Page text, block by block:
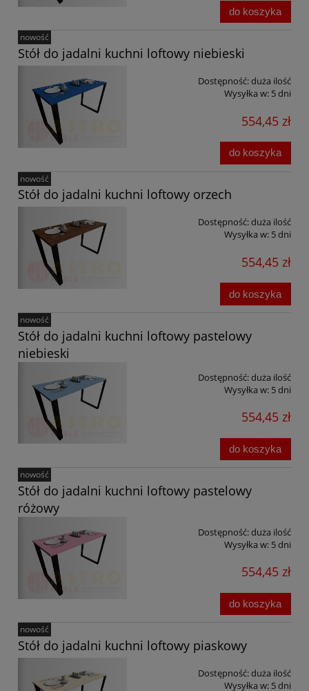
do koszyka
Stół do jadalni kuchni loftowy niebieski
Dostępność:duża ilość
Wysyłka w: 5 dni
554,45 zł
do koszyka
nowość
Stół do jadalni kuchni loftowy orzech
Dostępność:duża ilość
Wysyłka w: 5 dni
554,45 zł
do koszyka
nowość
Stół do jadalni kuchni loftowy pastelowy
niebieski
Dostępność:duża ilość
Wysyłka w: 5 dni
554,45 zł
do koszyka
nowość
Stół do jadalni kuchni loftowy pastelowy
różowy
Dostępność:duża ilość
Wysyłka w: 5 dni
554,45 zł
do koszyka
nowość
Stół do jadalni kuchni loftowy piaskowy
Dostępność:duża ilość
Wysyłka w: 5 dni
nowość